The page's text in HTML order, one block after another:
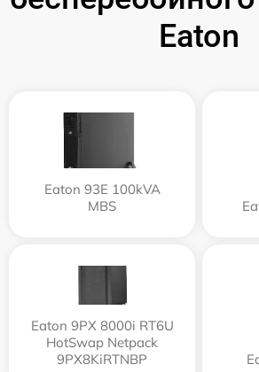
Eaton
Eaton 93E 100kVA
MBS
Eaton 9PX 8000i RT6U
HotSwap Netpack
9PX8KiRTNBP